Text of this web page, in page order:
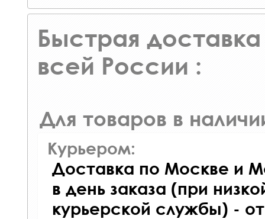
Быстрая доставка
всей России :
Для товаров в
Курьером:
Доставка по Москве и
в день заказа (при
курьерской службы) -